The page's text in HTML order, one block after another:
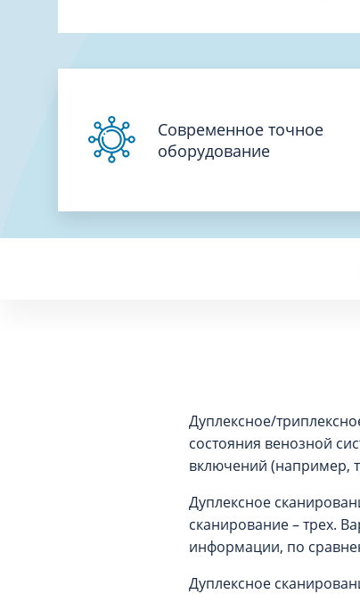
Современное точное
оборудование
Дуплексное/
состояния венозной
включений (например,
Дуплексное
сканирование – трех.
информации, по
Дуплексное